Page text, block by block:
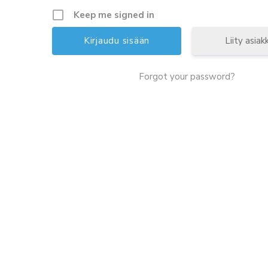
Keep me signed in
Liity
Forgot your password?